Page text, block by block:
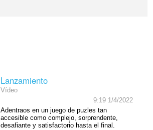
Lanzamiento
Vídeo
9:19 1/4/2022
Adentraos en un juego de puzles tan
accesible como complejo, sorprendente,
desafiante y satisfactorio hasta el final.